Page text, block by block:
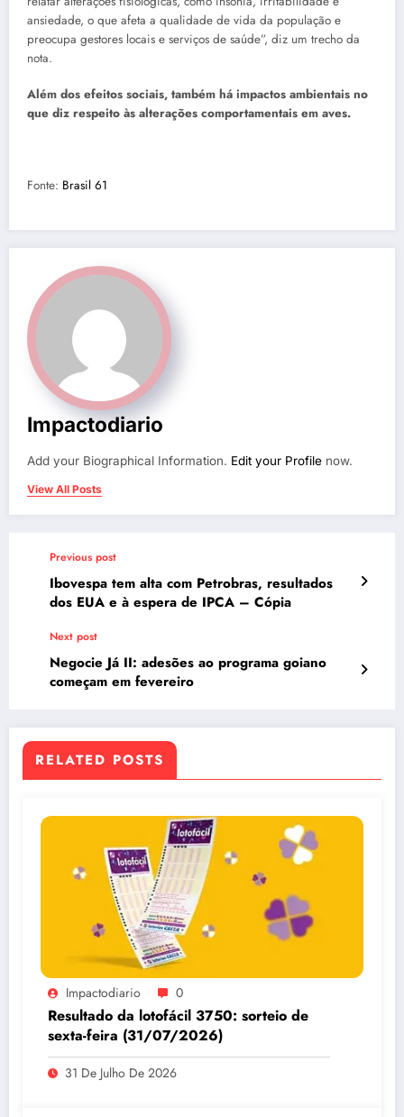
ansiedade, o que afeta a qualidade de vida da população e
preocupa gestores locais e serviços de saúde”, diz um trecho da
nota.
Além dos efeitos sociais, também há impactos ambientais no
que diz respeito às alterações comportamentais em aves.
Fonte: Brasil 61
Impactodiario
Add your Biographical Information. Edit your Profile now.
View All Posts
Previous post
Ibovespa tem alta com Petrobras, resultados
dos EUA e à espera de IPCA – Cópia
Next post
Negocie Já II: adesões ao programa goiano
começam em fevereiro
RELATED POSTS
Impactodiario 0
Resultado da lotofácil 3750: sorteio de
sexta-feira (31/07/2026)
31 De Julho De 2026